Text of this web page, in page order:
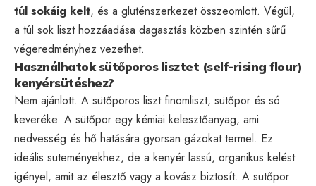
túl sokáig kelt, és a gluténszerkezet összeomlott. Végül,
a túl sok liszt hozzáadása dagasztás közben szintén sűrű
végeredményhez vezethet.
Használhatok sütőporos lisztet (self-rising flour)
kenyérsütéshez?
Nem ajánlott. A sütőporos liszt finomliszt, sütőpor és só
keveréke. A sütőpor egy kémiai kelesztőanyag, ami
nedvesség és hő hatására gyorsan gázokat termel. Ez
ideális süteményekhez, de a kenyér lassú, organikus kelést
igényel, amit az élesztő vagy a kovász biztosít. A sütőpor